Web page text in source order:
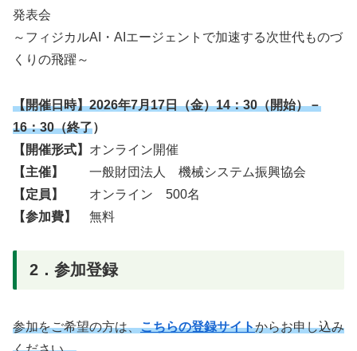
発表会
～フィジカルAI・AIエージェントで加速する次世代ものづ
くりの飛躍～
【開催日時】2026年7月17日（金）14：30（開始）－
16：30（終了）
【開催形式】 オンライン開催
【主催】
一般財団法人 機械システム振興協会
【定員】
オンライン 500名
【参加費】
無料
2．参加登録
参加をご希望の方は、こちらの登録サイトからお申し込み